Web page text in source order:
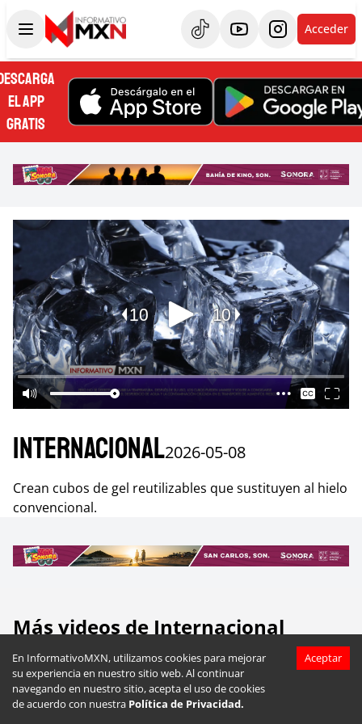
En InformativoMXN, utilizamos cookies para mejorar
su experiencia en nuestro sitio web. Al continuar
navegando en nuestro sitio, acepta el uso de cookies
de acuerdo con nuestra Política de Privacidad.
Aceptar
Acceder
EL APP
GRATIS
Internacional2026-05-08
Crean cubos de gel reutilizables que sustituyen al hielo
convencional.
Más videos de Internacional